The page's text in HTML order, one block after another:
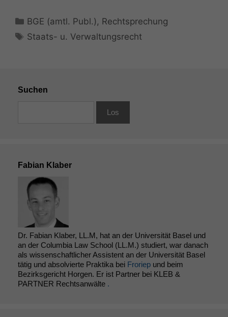
Kategorien
BGE (amtl. Publ.) , Rechtsprechung
Schlagwörter
Staats- u. Verwaltungsrecht
Suchen
Fabian Klaber
Dr. Fabian Klaber, LL.M, hat an der Universität Basel und
an der Columbia Law School (LL.M.) studiert, war danach
als wissenschaftlicher Assistent an der Universität Basel
tätig und absolvierte Praktika bei Froriep und beim
Bezirksgericht Horgen. Er ist Partner bei KLEB &
PARTNER Rechtsanwälte .